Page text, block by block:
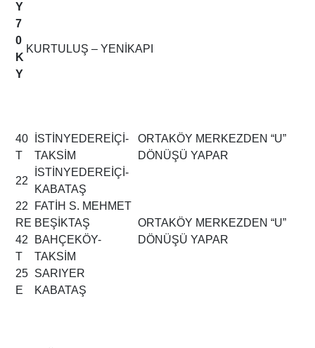
Y
7
0
K
Y
KURTULUŞ – YENİKAPI
40
T
İSTİNYEDEREİÇİ-
TAKSİM
ORTAKÖY MERKEZDEN “U”
DÖNÜŞÜ YAPAR
22
İSTİNYEDEREİÇİ-
KABATAŞ
ORTAKÖY MERKEZDEN “U”
DÖNÜŞÜ YAPAR
22
RE
FATİH S. MEHMET
BEŞİKTAŞ
42
T
BAHÇEKÖY-
TAKSİM
25
E
SARIYER
KABATAŞ